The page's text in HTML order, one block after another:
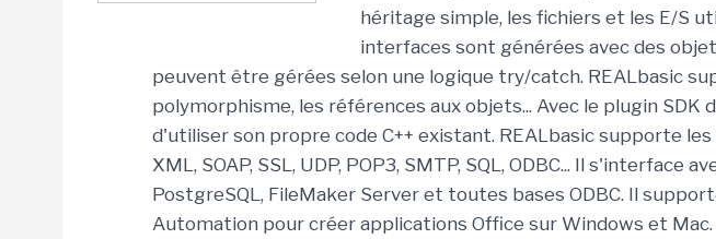
héritage simple, les fichiers et les E/S
interfaces sont générées avec des
peuvent être gérées selon une logique try/catch. REALbasic
polymorphisme, les références aux objets... Avec le plugin SDK
d'utiliser son propre code C++ existant. REALbasic supporte
XML, SOAP, SSL, UDP, POP3, SMTP, SQL, ODBC... Il s'interface
PostgreSQL, FileMaker Server et toutes bases ODBC. Il
Automation pour créer applications Office sur Windows et Mac.